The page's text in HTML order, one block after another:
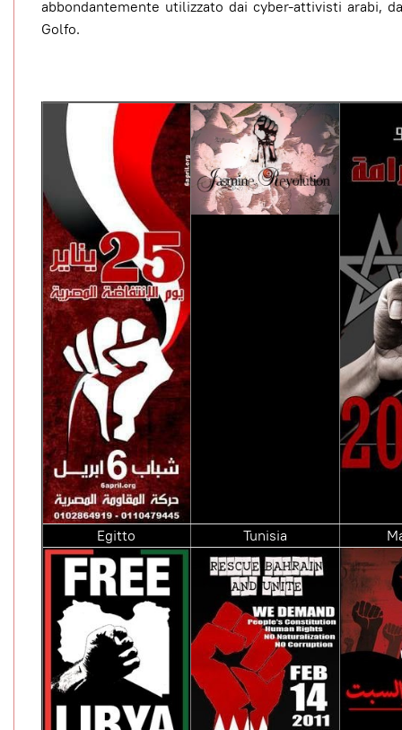
abbondantemente utilizzato dai cyber-attivisti arabi,
Golfo.
Egitto Tunisia